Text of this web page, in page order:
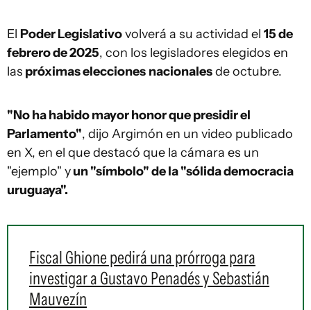
El Poder Legislativovolverá a su actividad el 15 de
febrero de 2025, con los legisladores elegidos en
las próximas elecciones nacionalesde octubre.
"No ha habido mayor honor que presidir el
Parlamento", dijo Argimón en un video publicado
en X, en el que destacó que la cámara es un
"ejemplo" yun "símbolo" de la "sólida democracia
uruguaya".
Fiscal Ghione pedirá una prórroga para
investigar a Gustavo Penadés y Sebastián
Mauvezín